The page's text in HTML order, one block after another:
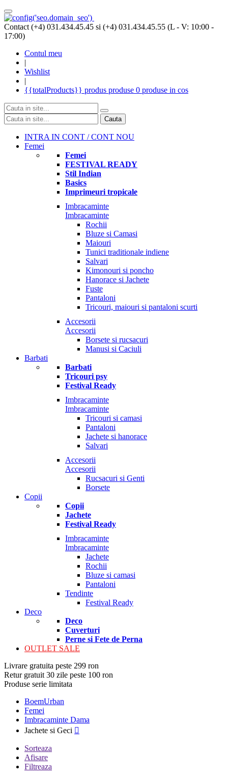
Contact (+4) 031.434.45.45 si (+4) 031.434.45.55 (L - V: 10:00 -
17:00)
Contul meu
|
Wishlist
|
{{totalProducts}} produs produse 0 produse in cos
Cauta
INTRA IN CONT / CONT NOU
Femei
Femei
FESTIVAL READY
Stil Indian
Basics
Imprimeuri tropicale
Imbracaminte
Imbracaminte
Rochii
Bluze si Camasi
Maiouri
Tunici traditionale indiene
Salvari
Kimonouri si poncho
Hanorace si Jachete
Fuste
Pantaloni
Tricouri, maiouri si pantaloni scurti
Accesorii
Accesorii
Borsete si rucsacuri
Manusi si Caciuli
Barbati
Barbati
Tricouri psy
Festival Ready
Imbracaminte
Imbracaminte
Tricouri si camasi
Pantaloni
Jachete si hanorace
Salvari
Accesorii
Accesorii
Rucsacuri si Genti
Borsete
Copii
Copii
Jachete
Festival Ready
Imbracaminte
Imbracaminte
Jachete
Rochii
Bluze si camasi
Pantaloni
Tendinte
Festival Ready
Deco
Deco
Cuverturi
Perne si Fete de Perna
OUTLET SALE
Livrare gratuita peste 299 ron
Retur gratuit 30 zile peste 100 ron
Produse serie limitata
BoemUrban
Femei
Imbracaminte Dama
Jachete si Geci 
Sorteaza
Afisare
Filtreaza